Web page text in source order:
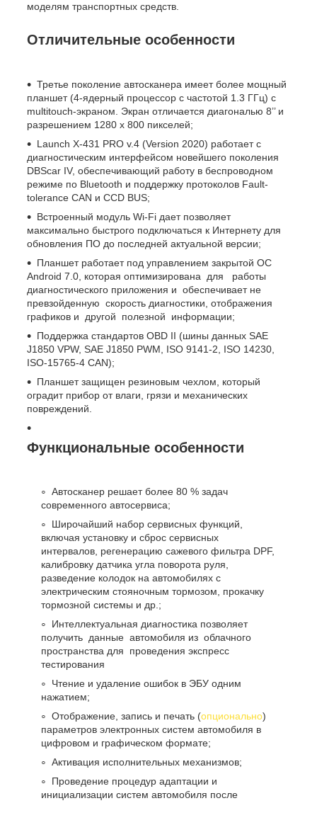
моделям транспортных средств.
Отличительные особенности
Третье поколение автосканера имеет более мощный
планшет (4-ядерный процессор с частотой 1.3 ГГц) с
multitouch-экраном. Экран отличается диагональю 8’’ и
разрешением 1280 х 800 пикселей;
Launch X-431 PRO v.4 (Version 2020) работает с
диагностическим интерфейсом новейшего поколения
DBScar IV, обеспечивающий работу в беспроводном
режиме по Bluetooth и поддержку протоколов Fault-
tolerance CAN и CCD BUS;
Встроенный модуль Wi-Fi дает позволяет
максимально быстрого подключаться к Интернету для
обновления ПО до последней актуальной версии;
Планшет работает под управлением закрытой ОС
Android 7.0, которая оптимизирована для работы
диагностического приложения и обеспечивает не
превзойденную скорость диагностики, отображения
графиков и другой полезной информации;
Поддержка стандартов OBD II (шины данных SAE
J1850 VPW, SAE J1850 PWM, ISO 9141-2, ISO 14230,
ISO-15765-4 CAN);
Планшет защищен резиновым чехлом, который
оградит прибор от влаги, грязи и механических
повреждений.
Функциональные особенности
Автосканер решает более 80 % задач
современного автосервиса;
Широчайший набор сервисных функций,
включая установку и сброс сервисных
интервалов, регенерацию сажевого фильтра DPF,
калибровку датчика угла поворота руля,
разведение колодок на автомобилях с
электрическим стояночным тормозом, прокачку
тормозной системы и др.;
Интеллектуальная диагностика позволяет
получить данные автомобиля из облачного
пространства для проведения экспресс
тестирования
Чтение и удаление ошибок в ЭБУ одним
нажатием;
Отображение, запись и печать (опционально)
параметров электронных систем автомобиля в
цифровом и графическом формате;
Активация исполнительных механизмов;
Проведение процедур адаптации и
инициализации систем автомобиля после